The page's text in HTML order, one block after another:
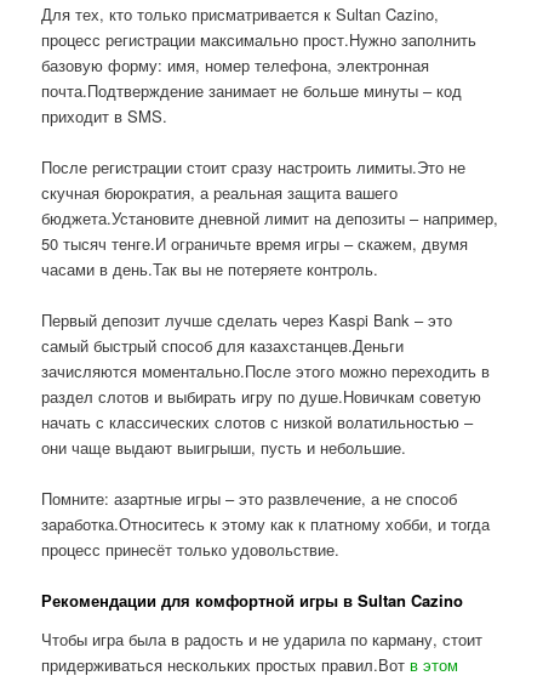
Для тех, кто только присматривается к Sultan Cazino,
процесс регистрации максимально прост.Нужно заполнить
базовую форму: имя, номер телефона, электронная
почта.Подтверждение занимает не больше минуты – код
приходит в SMS.
После регистрации стоит сразу настроить лимиты.Это не
скучная бюрократия, а реальная защита вашего
бюджета.Установите дневной лимит на депозиты – например,
50 тысяч тенге.И ограничьте время игры – скажем, двумя
часами в день.Так вы не потеряете контроль.
Первый депозит лучше сделать через Kaspi Bank – это
самый быстрый способ для казахстанцев.Деньги
зачисляются моментально.После этого можно переходить в
раздел слотов и выбирать игру по душе.Новичкам советую
начать с классических слотов с низкой волатильностью –
они чаще выдают выигрыши, пусть и небольшие.
Помните: азартные игры – это развлечение, а не способ
заработка.Относитесь к этому как к платному хобби, и тогда
процесс принесёт только удовольствие.
Рекомендации для комфортной игры в Sultan Cazino
Чтобы игра была в радость и не ударила по карману, стоит
придерживаться нескольких простых правил.Вотв этом